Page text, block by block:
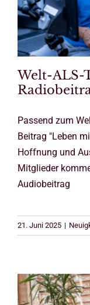
Welt-ALS-
Passend zum
Beitrag "Leben
Hoffnung und
Mitglieder
Audiobeitrag
21. Juni 2025 |